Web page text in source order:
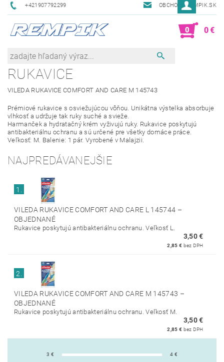
+421907792299 OBCHOD@REMPIK.SK
0 0 €
RUKAVICE
VILEDA RUKAVICE COMFORT AND CARE M 145743
Prémiové rukavice s osviežujúcou vôňou. Unikátna výstelka absorbuje
vlhkosť a udržuje tak ruky suché a svieže.
Harmanček a hydratačný krém vyživujú ruky. Rukavice poskytujú
antibakteriálnu ochranu a sú určené pre všetky domáce práce.
Veľkosť: M. Balenie: 1 pár. Vyrobené v Malajzii.
NAJPREDÁVANEJŠIE
1.
VILEDA RUKAVICE COMFORT AND CARE L 145744 –
OBJEDNANÉ
Rukavice poskytujú antibakteriálnu ochranu. Veľkosť L.
3,50 €
2,85 € bez DPH
2.
VILEDA RUKAVICE COMFORT AND CARE M 145743 –
OBJEDNANÉ
Rukavice poskytujú antibakteriálnu ochranu. Veľkosť M.
3,50 €
2,85 € bez DPH
3 € 4 €